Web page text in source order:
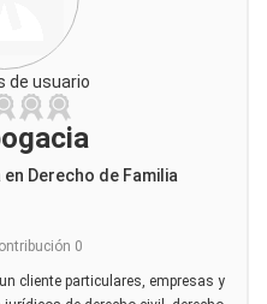
de usuario
Derecho de Familia
0
cliente particulares, empresas y